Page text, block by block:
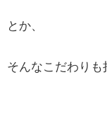
とか、
そんなこだわりも